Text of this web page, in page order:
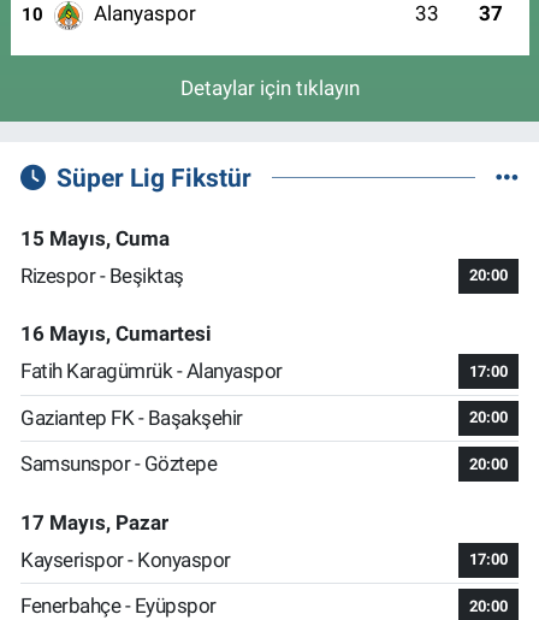
10 Alanyaspor 33 37
Detaylar için tıklayın
Süper Lig Fikstür
15 Mayıs, Cuma
Rizespor - Beşiktaş
20:00
16 Mayıs, Cumartesi
Fatih Karagümrük - Alanyaspor
17:00
Gaziantep FK - Başakşehir 20:00
Samsunspor - Göztepe 20:00
17 Mayıs, Pazar
Kayserispor - Konyaspor
17:00
Fenerbahçe - Eyüpspor 20:00